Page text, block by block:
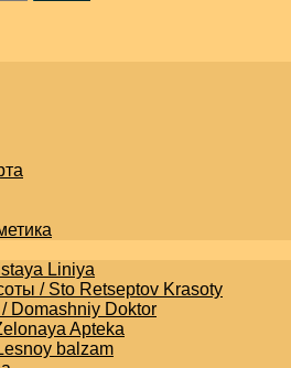
Liniya
/ Sto Retseptov Krasoty
Domashniy Doktor
Apteka
balzam